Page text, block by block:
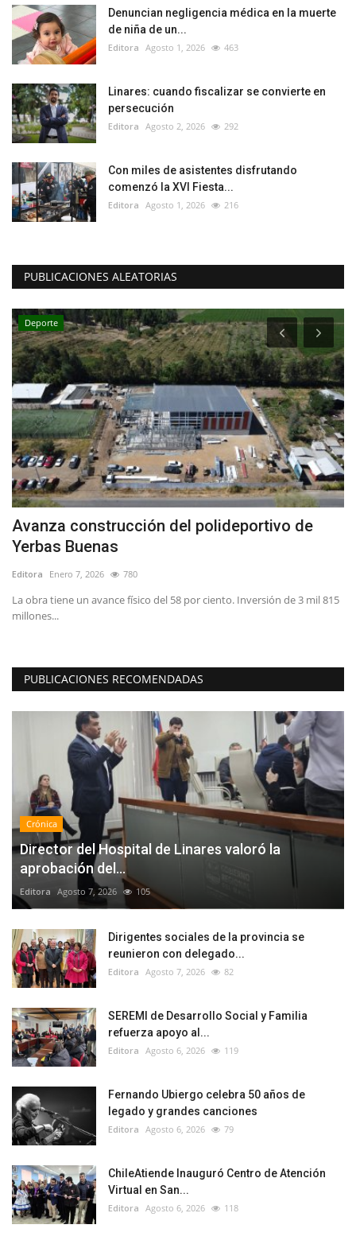
Denuncian negligencia médica en la muerte
de niña de un...
Editora Agosto 1, 2026 463
Linares: cuando fiscalizar se convierte en
persecución
Editora Agosto 2, 2026 292
Con miles de asistentes disfrutando
comenzó la XVI Fiesta...
Editora Agosto 1, 2026 216
PUBLICACIONES ALEATORIAS
Deporte
Avanza construcción del polideportivo de
Yerbas Buenas
Editora Enero 7, 2026 780
La obra tiene un avance físico del 58 por ciento. Inversión de 3 mil 815
millones...
PUBLICACIONES RECOMENDADAS
Crónica
Director del Hospital de Linares valoró la
aprobación del...
Editora Agosto 7, 2026 105
Dirigentes sociales de la provincia se
reunieron con delegado...
Editora Agosto 7, 2026 82
SEREMI de Desarrollo Social y Familia
refuerza apoyo al...
Editora Agosto 6, 2026 119
Fernando Ubiergo celebra 50 años de
legado y grandes canciones
Editora Agosto 6, 2026 79
ChileAtiende Inauguró Centro de Atención
Virtual en San...
Editora Agosto 6, 2026 118